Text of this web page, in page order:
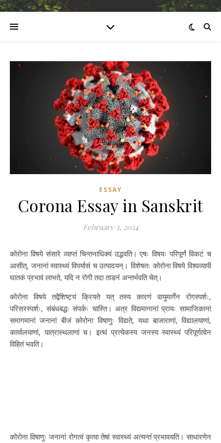
ESSAY
Corona Essay in Sanskrit
February 3, 2024
कोरोना विषये संसारे व्याप्तं चिन्तनाधिक्यं उद्भवति। एषः विषयः परिपूर्णं विकटं च
आसीत्, जनानां स्वास्थ्यं विपर्यासं च उत्पादयन्। विशेषतः कोरोना विषये विश्वव्यापी
घातकं प्रभावं लाभते, यदि न रोगी तदा ताडनं अन्तर्भवति चेत्।
कोरोना विषये तद्वैशिष्ट्यं क्रियते यत् तस्य कारणं वायुमार्गेन रोगस्पर्शः,
परिसरस्पर्शः, संबंधबद्धः संपर्कः चास्ति। अत्र विद्यमानानां प्रायः सामाजिकानां
समागमानां जनानां बीजं कोरोना विषाणुः विद्यते, यथा बाजाराणां, विद्यालयाणां,
कार्यालयाणां, यात्रास्थलाणां च। इत्थं प्रत्येकस्य जनस्य स्वास्थ्यं परिपूर्णत्वेन
विहितं भवति।
कोरोना विषाणुः जनानां रोगत्वं कृत्वा तेषां स्वास्थ्यं अत्यन्तं प्रभावयति। साधारणेन